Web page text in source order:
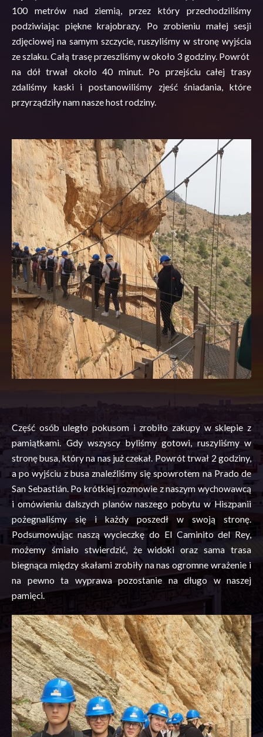
100 metrów nad ziemią, przez który przechodziliśmy
podziwiając piękne krajobrazy. Po zrobieniu małej sesji
zdjęciowej na samym szczycie, ruszyliśmy w stronę wyjścia
ze szlaku. Całą trasę przeszliśmy w około 3 godziny. Powrót
na dół trwał około 40 minut. Po przejściu całej trasy
zdaliśmy kaski i postanowiliśmy zjeść śniadania, które
przyrządziły nam nasze host rodziny.
Część osób uległo pokusom i zrobiło zakupy w sklepie z
pamiątkami. Gdy wszyscy byliśmy gotowi, ruszyliśmy w
stronębusa, który na nas już czekał. Powrót trwał 2 godziny,
a po wyjściu z busaznaleźliśmy sięspowrotemna Prado de
San Sebastián. Po krótkiej rozmowie z naszym wychowawcą
i omówieniu dalszych planów naszego pobytu w Hiszpanii
pożegnaliśmy się i każdy poszedł w swoją stronę.
Podsumowując naszą wycieczkę do El Caminitodel Rey,
możemy śmiało stwierdzić, że widoki oraz sama trasa
biegnąca między skałami zrobiły na nas ogromne wrażenie i
na pewno ta wyprawa pozostanie na długo w naszej
pamięci.